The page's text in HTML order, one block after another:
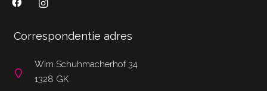
Correspondentie adres
Wim Schuhmacherhof 34
1328 GK